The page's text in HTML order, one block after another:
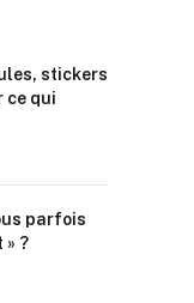
stickers
ce qui
parfois
» ?